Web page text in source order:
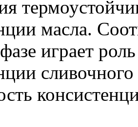
масла.
играет